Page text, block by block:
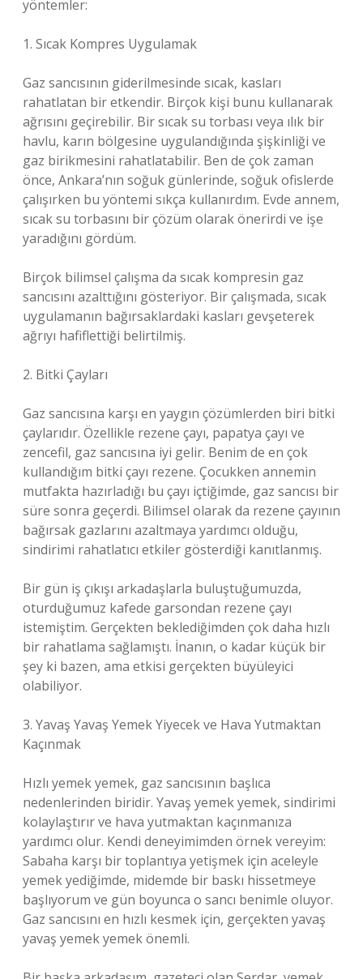
yöntemler:
1. Sıcak Kompres Uygulamak
Gaz sancısının giderilmesinde sıcak, kasları
rahatlatan bir etkendir. Birçok kişi bunu kullanarak
ağrısını geçirebilir. Bir sıcak su torbası veya ılık bir
havlu, karın bölgesine uygulandığında şişkinliği ve
gaz birikmesini rahatlatabilir. Ben de çok zaman
önce, Ankara’nın soğuk günlerinde, soğuk ofislerde
çalışırken bu yöntemi sıkça kullanırdım. Evde annem,
sıcak su torbasını bir çözüm olarak önerirdi ve işe
yaradığını gördüm.
Birçok bilimsel çalışma da sıcak kompresin gaz
sancısını azalttığını gösteriyor. Bir çalışmada, sıcak
uygulamanın bağırsaklardaki kasları gevşeterek
ağrıyı hafiflettiği belirtilmiş.
2. Bitki Çayları
Gaz sancısına karşı en yaygın çözümlerden biri bitki
çaylarıdır. Özellikle rezene çayı, papatya çayı ve
zencefil, gaz sancısına iyi gelir. Benim de en çok
kullandığım bitki çayı rezene. Çocukken annemin
mutfakta hazırladığı bu çayı içtiğimde, gaz sancısı bir
süre sonra geçerdi. Bilimsel olarak da rezene çayının
bağırsak gazlarını azaltmaya yardımcı olduğu,
sindirimi rahatlatıcı etkiler gösterdiği kanıtlanmış.
Bir gün iş çıkışı arkadaşlarla buluştuğumuzda,
oturduğumuz kafede garsondan rezene çayı
istemiştim. Gerçekten beklediğimden çok daha hızlı
bir rahatlama sağlamıştı. İnanın, o kadar küçük bir
şey ki bazen, ama etkisi gerçekten büyüleyici
olabiliyor.
3. Yavaş Yavaş Yemek Yiyecek ve Hava Yutmaktan
Kaçınmak
Hızlı yemek yemek, gaz sancısının başlıca
nedenlerinden biridir. Yavaş yemek yemek, sindirimi
kolaylaştırır ve hava yutmaktan kaçınmanıza
yardımcı olur. Kendi deneyimimden örnek vereyim:
Sabaha karşı bir toplantıya yetişmek için aceleyle
yemek yediğimde, midemde bir baskı hissetmeye
başlıyorum ve gün boyunca o sancı benimle oluyor.
Gaz sancısını en hızlı kesmek için, gerçekten yavaş
yavaş yemek yemek önemli.